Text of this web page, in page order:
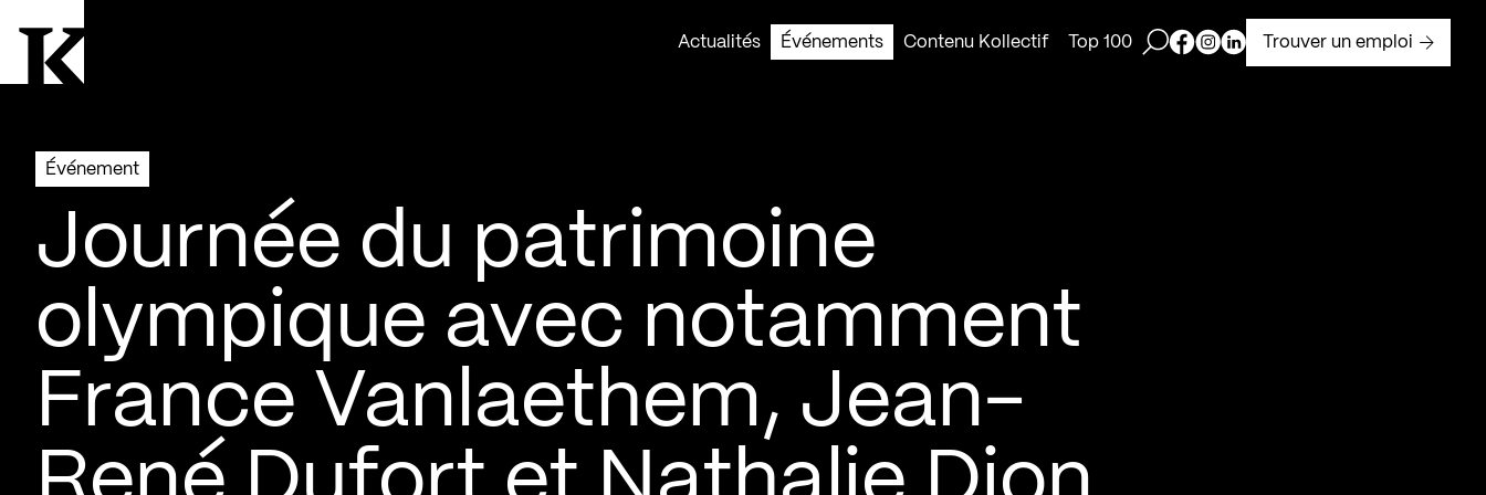
Actualités
Événements Contenu Kollectif Top 100 Ouvrir la barre de recherche
Page Facebook de Kollectif
Page Instagram de Kollectif
Page Linkedin de Kollectif
Trouver un emploi
Événement
Journée du patrimoine
olympique avec notamment
France Vanlaethem, Jean-